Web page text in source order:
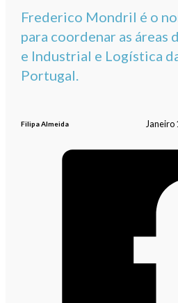
Frederico Mondril é o
para coordenar as áreas
e Industrial e Logística
Portugal.
Filipa Almeida Janeiro